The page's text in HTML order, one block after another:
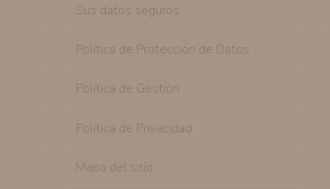
Sus datos seguros
Política de Protección de Datos
Política de Gestión
Política de Privacidad
Mapa del sitio